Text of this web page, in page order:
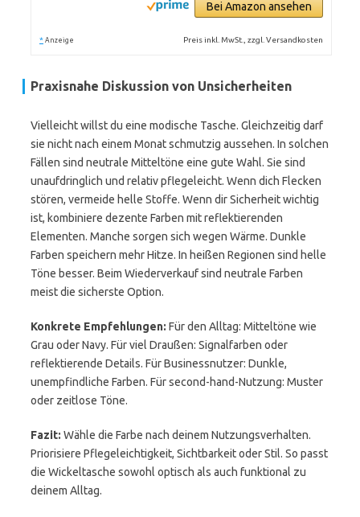
Bei Amazon ansehen
* Anzeige Preis inkl. MwSt., zzgl. Versandkosten
Praxisnahe Diskussion von Unsicherheiten
Vielleicht willst du eine modische Tasche. Gleichzeitig darf
sie nicht nach einem Monat schmutzig aussehen. In solchen
Fällen sind neutrale Mitteltöne eine gute Wahl. Sie sind
unaufdringlich und relativ pflegeleicht. Wenn dich Flecken
stören, vermeide helle Stoffe. Wenn dir Sicherheit wichtig
ist, kombiniere dezente Farben mit reflektierenden
Elementen. Manche sorgen sich wegen Wärme. Dunkle
Farben speichern mehr Hitze. In heißen Regionen sind helle
Töne besser. Beim Wiederverkauf sind neutrale Farben
meist die sicherste Option.
Konkrete Empfehlungen: Für den Alltag: Mitteltöne wie
Grau oder Navy. Für viel Draußen: Signalfarben oder
reflektierende Details. Für Businessnutzer: Dunkle,
unempfindliche Farben. Für second-hand-Nutzung: Muster
oder zeitlose Töne.
Fazit: Wähle die Farbe nach deinem Nutzungsverhalten.
Priorisiere Pflegeleichtigkeit, Sichtbarkeit oder Stil. So passt
die Wickeltasche sowohl optisch als auch funktional zu
deinem Alltag.